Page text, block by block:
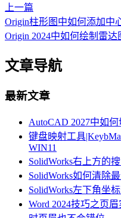
上一篇
Origin柱形图中如何添加中
Origin 2024中如何绘制雷达
文章导航
最新文章
AutoCAD 2027中如
键盘映射工具
WIN11
SolidWorks右上方的
SolidWorks如何清除
SolidWorks左下角坐
Word 2024技巧之页